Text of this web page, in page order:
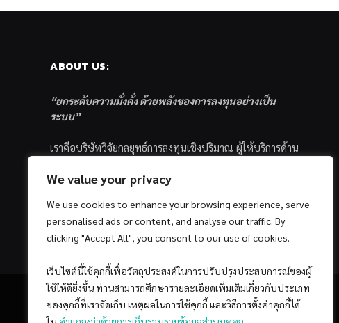
We value your privacy
We use cookies to enhance your browsing experience, serve
personalised ads or content, and analyse our traffic. By
clicking "Accept All", you consent to our use of cookies.
เว็บไซต์นี้ใช้คุกกี้เพื่อวัตถุประสงค์ในการปรับปรุงประสบการณ์ของผู้
ใช้ให้ดียิ่งขึ้น ท่านสามารถศึกษารายละเอียดเพิ่มเติมเกี่ยวกับประเภท
ของคุกกี้ที่เราจัดเก็บ เหตุผลในการใช้คุกกี้ และวิธีการตั้งค่าคุกกี้ได้
ABOUT US:
“ยกระดับความมั่งคั่ง ด้วยพลังของการลงทุนอย่างเป็น
ระบบ”
เราคือบริษัทวิจัยกลยุทธ์การลงทุนเชิงปริมาณ ผู้ให้บริการด้าน
ส่วนบุคคล ซึ่งมีเป้าหมายที่จะช่วยเหลือให้นักลงทุนไทย
ด้วยแนวคิดและกระบวนการลงทุนอย่างเป็นระบบแบบ
Quantitative & Systematic Investing